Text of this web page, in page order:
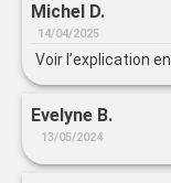
Michel D.
14/04/2025
Voir l’explication
Evelyne B.
13/05/2024